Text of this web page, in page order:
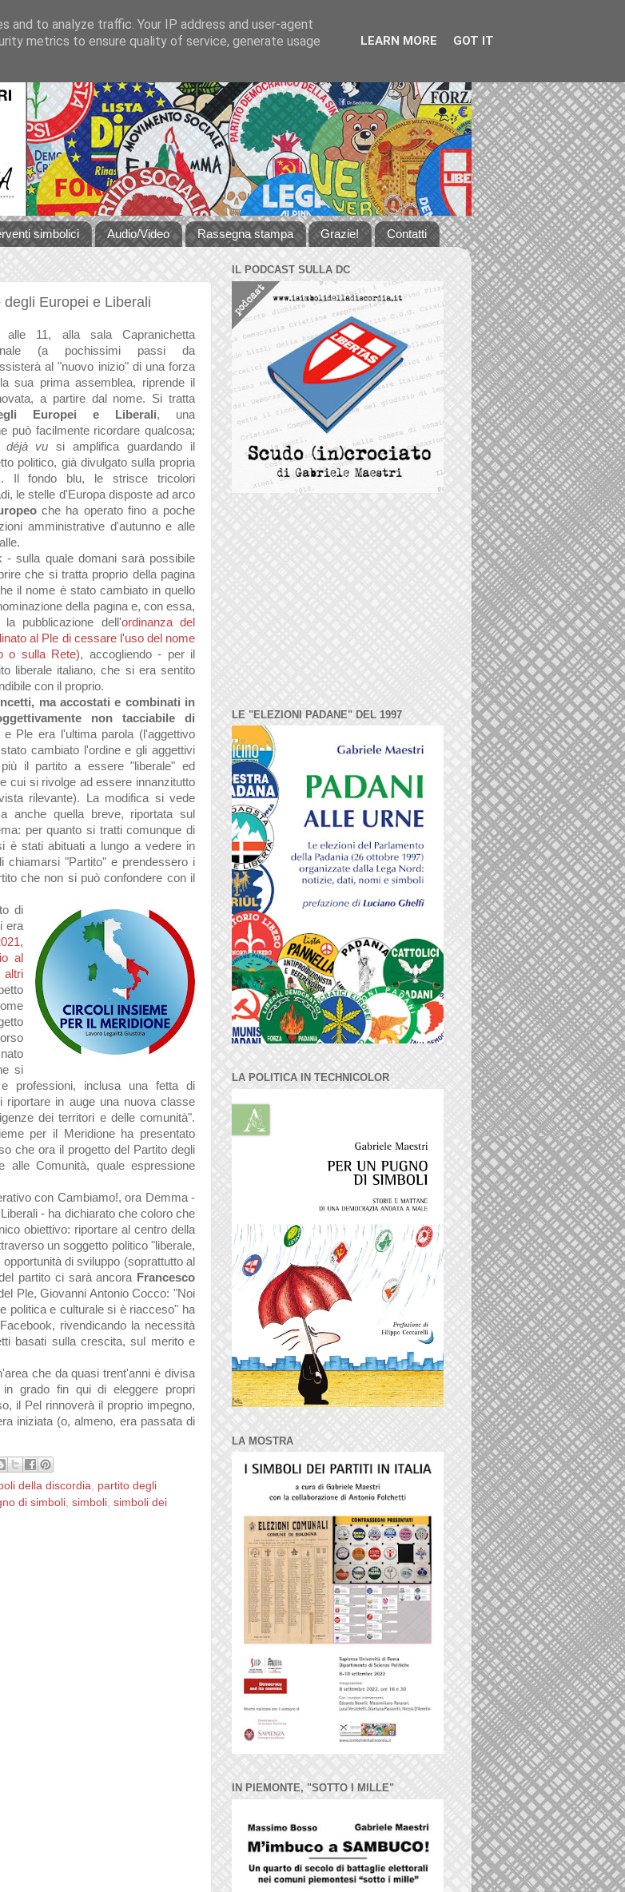
simbolici Audio/Video Rassegna stampa Grazie! Contatti
Europei e Liberali
alle 11, alla sala Capranichetta
(a pochissimi passi da
al "nuovo inizio" di una forza
sua prima assemblea, riprende il
a partire dal nome. Si tratta
Europei e Liberali, una
può facilmente ricordare qualcosa;
déjà vu si amplifica guardando il
politico, già divulgato sulla propria
Il fondo blu, le strisce tricolori
le stelle d'Europa disposte ad arco
che ha operato fino a poche
amministrative d'autunno e alle
- sulla quale domani sarà possibile
che si tratta proprio della pagina
il nome è stato cambiato in quello
della pagina e, con essa,
pubblicazione dell'ordinanza del
al Ple di cessare l'uso del nome
o sulla Rete), accogliendo - per il
liberale italiano, che si era sentito
con il proprio.
ma accostati e combinati in
non tacciabile di
Ple era l'ultima parola (l'aggettivo
cambiato l'ordine e gli aggettivi
il partito a essere "liberale" ed
cui si rivolge ad essere innanzitutto
rilevante). La modifica si vede
anche quella breve, riportata sul
per quanto si tratti comunque di
è stati abituati a lungo a vedere in
chiamarsi "Partito" e prendessero i
che non si può confondere con il
di
era
al
si
professioni, inclusa una fetta di
in auge una nuova classe
dei territori e delle comunità".
per il Meridione ha presentato
che ora il progetto del Partito degli
alle Comunità, quale espressione
con Cambiamo!, ora Demma -
- ha dichiarato che coloro che
obiettivo: riportare al centro della
un soggetto politico "liberale,
di sviluppo (soprattutto al
partito ci sarà ancora Francesco
Ple, Giovanni Antonio Cocco: "Noi
politica e culturale si è riacceso" ha
rivendicando la necessità
basati sulla crescita, sul merito e
che da quasi trent'anni è divisa
grado fin qui di eleggere propri
il Pel rinnoverà il proprio impegno,
iniziata (o, almeno, era passata di
della discordia
partito degli
di simboli simboli simboli dei
IL PODCAST SULLA DC
LE "ELEZIONI PADANE" DEL 1997
LA POLITICA IN TECHNICOLOR
LA MOSTRA
IN PIEMONTE, "SOTTO I MILLE"
to analyze traffic. Your IP address and user-agent
metrics to ensure quality of service, generate usage
LEARN MORE GOT IT